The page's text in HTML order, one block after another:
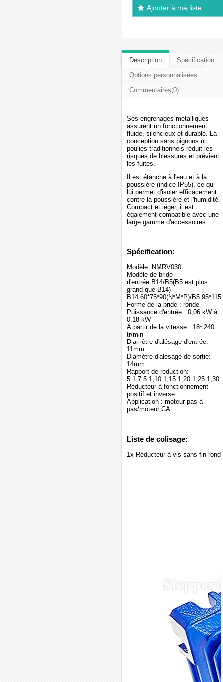
Ajouter à ma liste
Description
Spécification
Options personnalisées
Commentaires(0)
Ses engrenages métalliques
assurent un fonctionnement
fluide, silencieux et durable. La
conception sans pignons ni
poulies traditionnels réduit les
risques de blessures et prévient
les fuites.
Il est étanche à l'eau et à la
poussière (indice IP55), ce qui
lui permet d'isoler efficacement
contre la poussière et l'humidité.
Compact et léger, il est
également compatible avec une
large gamme d'accessoires.
Spécification:
Modèle: NMRV030
Modèle de bride
d'entrée:B14/B5(B5 est plus
grand que B14)
B14:60*75*90(N*M*P)/
Forme de la bride : ronde
Puissance d'entrée : 0,06 kW à
0,18 kW
À partir de la vitesse : 18~240
tr/min
Diamètre d'alésage d'entrée:
11mm
Diamètre d'alésage de sortie:
14mm
Rapport de reduction:
Réducteur à fonctionnement
positif et inverse.
Application : moteur pas à
pas/moteur CA
Liste de colisage:
1x Réducteur à vis sans fin rond